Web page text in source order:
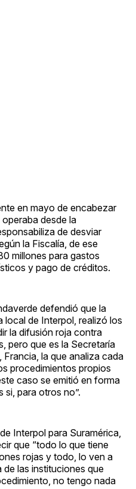
en mayo de encabezar
desde la
de desviar
la Fiscalía, de ese
millones para gastos
y pago de créditos.
defendió que la
local de Interpol, realizó los
la difusión roja contra
pero que es la Secretaría
la que analiza cada
procedimientos propios
caso se emitió en forma
si, para otros no”.
Interpol para Suramérica,
que “todo lo que tiene
rojas y todo, lo ven a
de las instituciones que
no tengo nada